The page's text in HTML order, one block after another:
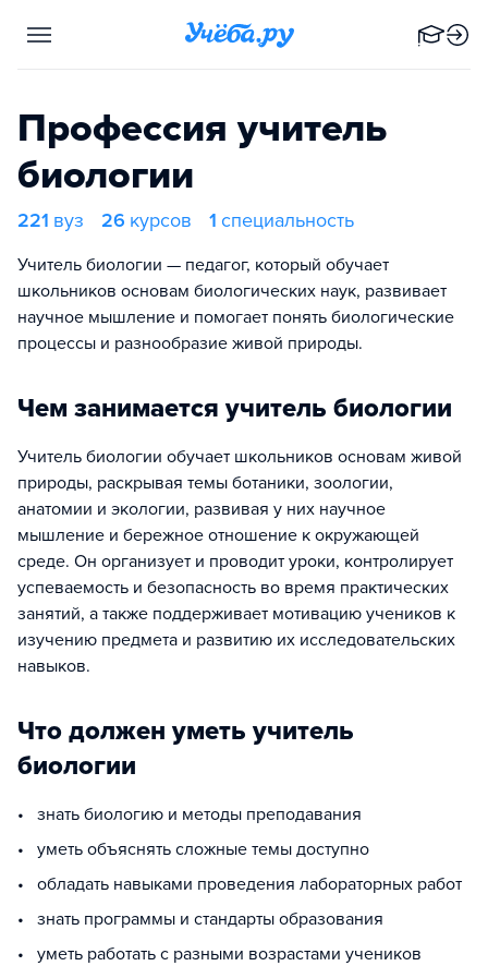
Профессия учитель
биологии
221 вуз 26 курсов 1 специальность
Учитель биологии — педагог, который обучает
школьников основам биологических наук, развивает
научное мышление и помогает понять биологические
процессы и разнообразие живой природы.
Чем занимается учитель биологии
Учитель биологии обучает школьников основам живой
природы, раскрывая темы ботаники, зоологии,
анатомии и экологии, развивая у них научное
мышление и бережное отношение к окружающей
среде. Он организует и проводит уроки, контролирует
успеваемость и безопасность во время практических
занятий, а также поддерживает мотивацию учеников к
изучению предмета и развитию их исследовательских
навыков.
Что должен уметь учитель
биологии
• знать биологию и методы преподавания
• уметь объяснять сложные темы доступно
• обладать навыками проведения лабораторных работ
• знать программы и стандарты образования
• уметь работать с разными возрастами учеников